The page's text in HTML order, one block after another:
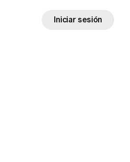
Iniciar sesión